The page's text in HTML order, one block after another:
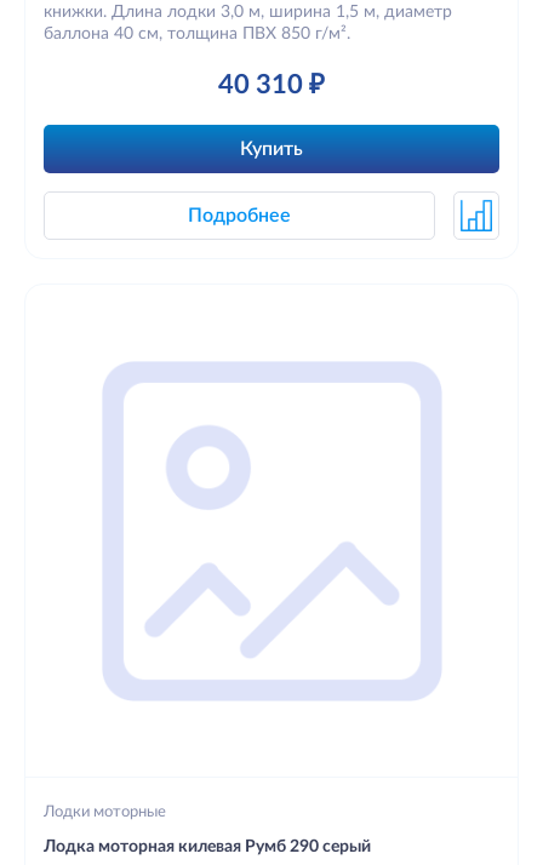
книжки. Длина лодки 3,0 м, ширина 1,5 м, диаметр
баллона 40 см, толщина ПВХ 850 г/м².
40 310 ₽
Купить
Подробнее
Лодки моторные
Лодка моторная килевая Румб 290 серый